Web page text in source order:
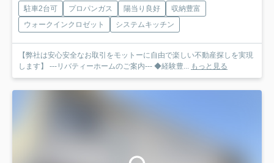
駐車2台可 プロパンガス 陽当り良好
収納豊富
ウォークインクロゼット
システムキッチン
【弊社は安心安全なお取引をモットーに自由で楽しい不動産探しを実現
します】 ---リバティーホームのご案内--- ◆経験豊... もっと見る